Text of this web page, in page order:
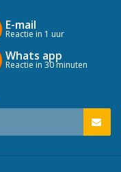
E-mail
Reactie in 1 uur
Whats app
Reactie in 30 minuten